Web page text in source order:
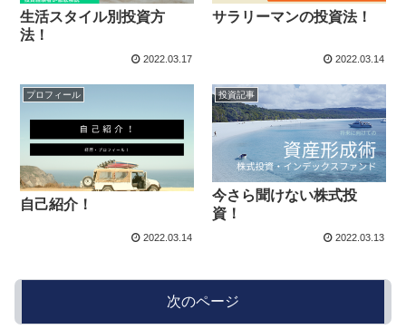
生活スタイル別投資方
法！
2022.03.17
サラリーマンの投資法！
2022.03.14
プロフィール
自己紹介！
2022.03.14
投資記事
今さら聞けない株式投
資！
2022.03.13
次のページ